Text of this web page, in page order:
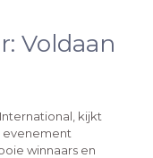
Voldaan
kijkt
evenement
winnaars en